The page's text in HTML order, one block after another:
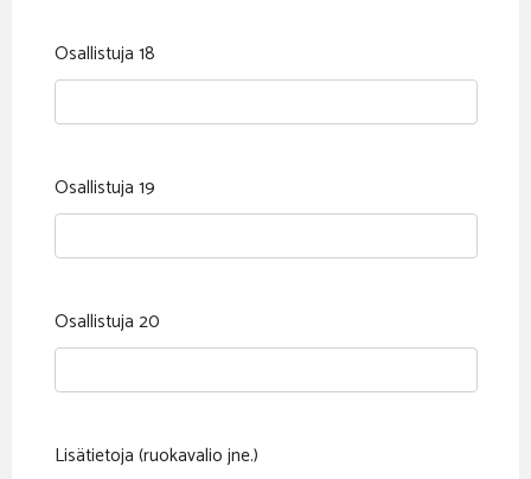
Osallistuja 18
Osallistuja 19
Osallistuja 20
Lisätietoja (ruokavalio jne.)